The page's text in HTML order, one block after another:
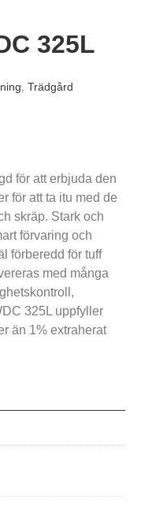
325L
Trädgård
för att erbjuda den
för att ta itu med de
skräp. Stark och
förvaring och
förberedd för tuff
med många
325L uppfyller
än 1% extraherat